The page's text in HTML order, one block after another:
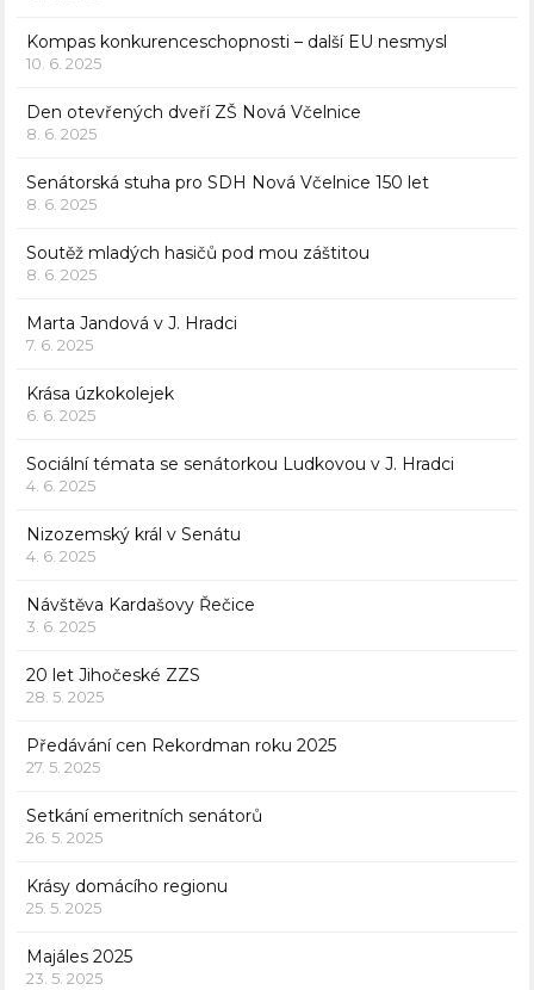
Kompas konkurenceschopnosti – další EU nesmysl
10. 6. 2025
Den otevřených dveří ZŠ Nová Včelnice
8. 6. 2025
Senátorská stuha pro SDH Nová Včelnice 150 let
8. 6. 2025
Soutěž mladých hasičů pod mou záštitou
8. 6. 2025
Marta Jandová v J. Hradci
7. 6. 2025
Krása úzkokolejek
6. 6. 2025
Sociální témata se senátorkou Ludkovou v J. Hradci
4. 6. 2025
Nizozemský král v Senátu
4. 6. 2025
Návštěva Kardašovy Řečice
3. 6. 2025
20 let Jihočeské ZZS
28. 5. 2025
Předávání cen Rekordman roku 2025
27. 5. 2025
Setkání emeritních senátorů
26. 5. 2025
Krásy domácího regionu
25. 5. 2025
Majáles 2025
23. 5. 2025